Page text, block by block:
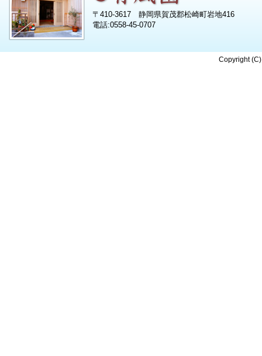
〒410-3617 静岡県賀茂郡松崎町岩地416
電話:0558-45-0707
Copyright